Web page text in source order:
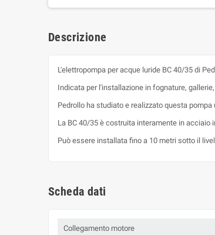
Descrizione
L'elettropompa per acque luride BC 40/35 di
Indicata per l'installazione in fognature,
Pedrollo ha studiato e realizzato questa
La BC 40/35 è costruita interamente in acciaio
Può essere installata fino a 10 metri sotto il
Scheda dati
Collegamento motore